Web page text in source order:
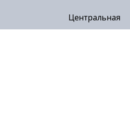
Центральная